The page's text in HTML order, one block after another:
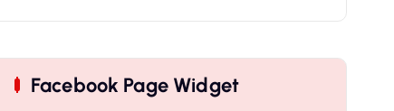
Facebook Page Widget